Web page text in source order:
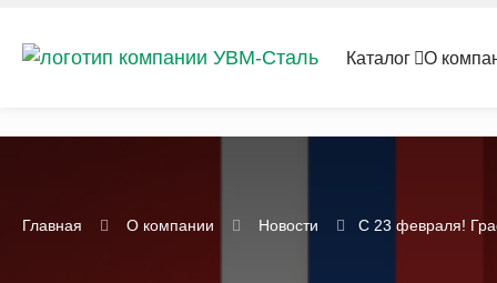
Каталог О
Главная О компании Новости С 23 февраля!